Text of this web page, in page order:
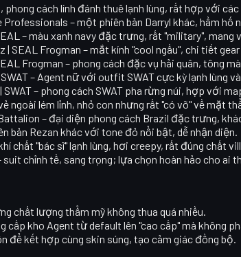
phong cách lính đánh thuê lạnh lùng, rất hợp với
Professionals – một phiên bản Darryl khác, hầm hố
– màu xanh navy đặc trưng, rất "military", mang
| SEAL Frogman – mắt kính "cool ngầu", chi tiết
Frogman – phong cách đặc vụ hải quân, tông
– Agent nữ với outfit SWAT cực kỳ lạnh lùng
SWAT– phong cách SWAT pha rừng núi, hợp với
ngoài lém lỉnh, nhỏ con nhưng rất "có võ" về mặt
– đại diện phong cách Brazil đặc trưng,
bản Rezan khác với tone đỏ nổi bật, dễ nhận diện.
chất "bác sĩ" lạnh lùng, hơi creepy, rất đúng chất
suit chỉnh tề, sang trọng; lựa chọn hoàn hảo cho ai
chất lượng thẩm mỹ không thua quá nhiều.
cấp kho Agent từ default lên "cao cấp" mà không
để kết hợp cùng skin súng, tạo cảm giác đồng bộ.